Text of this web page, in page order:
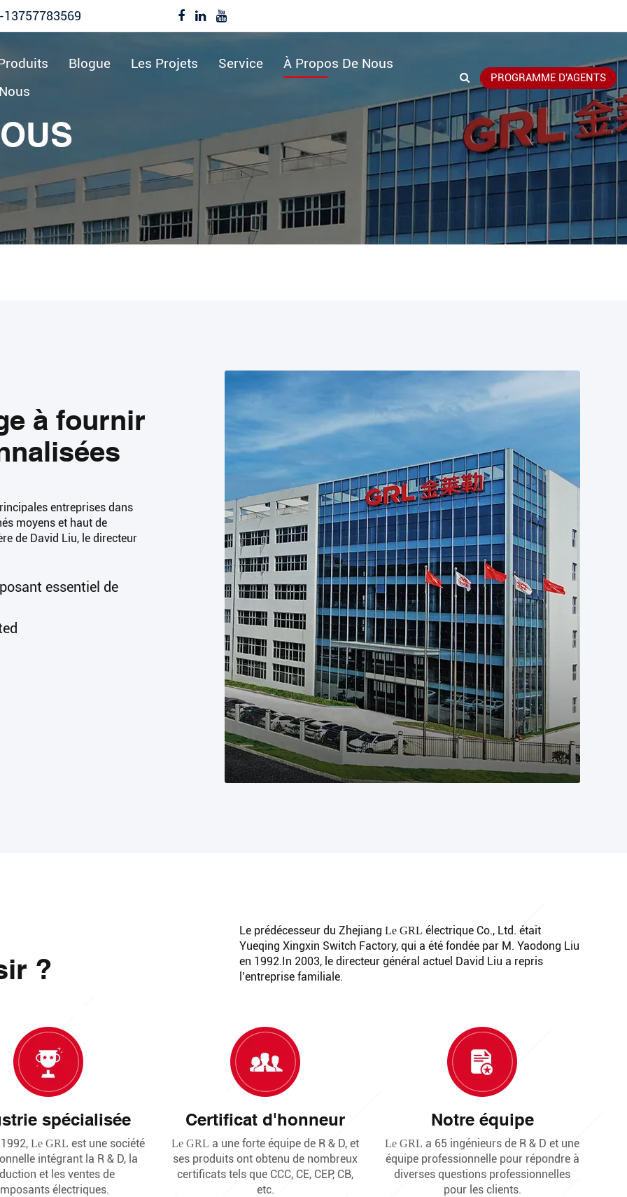
13757783569
Blogue Les Projets Service
À Propos De Nous
PROGRAMME D'AGENTS
à fournir
entreprises dans
moyens et haut de
de David Liu, le directeur
essentiel de
?
Le prédécesseur du ZhejiangLe GRL électrique Co., Ltd. était
Yueqing Xingxin Switch Factory, qui a été fondée par M. Yaodong Liu
en 1992.In 2003, le directeur général actuel David Liu a repris
l’entreprise familiale.
spécialisée
Le GRL est une société
intégrant la R & D, la
et les ventes de
électriques.
Certificat d'honneur
Le GRL a une forte équipe de R & D, et
ses produits ont obtenu de nombreux
certificats tels que CCC, CE, CEP, CB,
etc.
Notre équipe
Le GRL a 65 ingénieurs de R & D et une
équipe professionnelle pour répondre à
diverses questions professionnelles
pour les clients.